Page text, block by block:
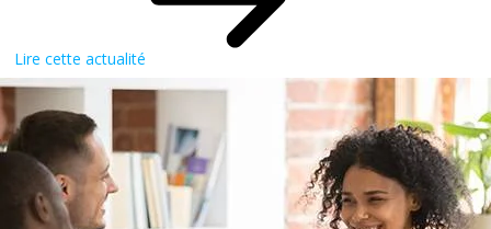
Lire cette actualité